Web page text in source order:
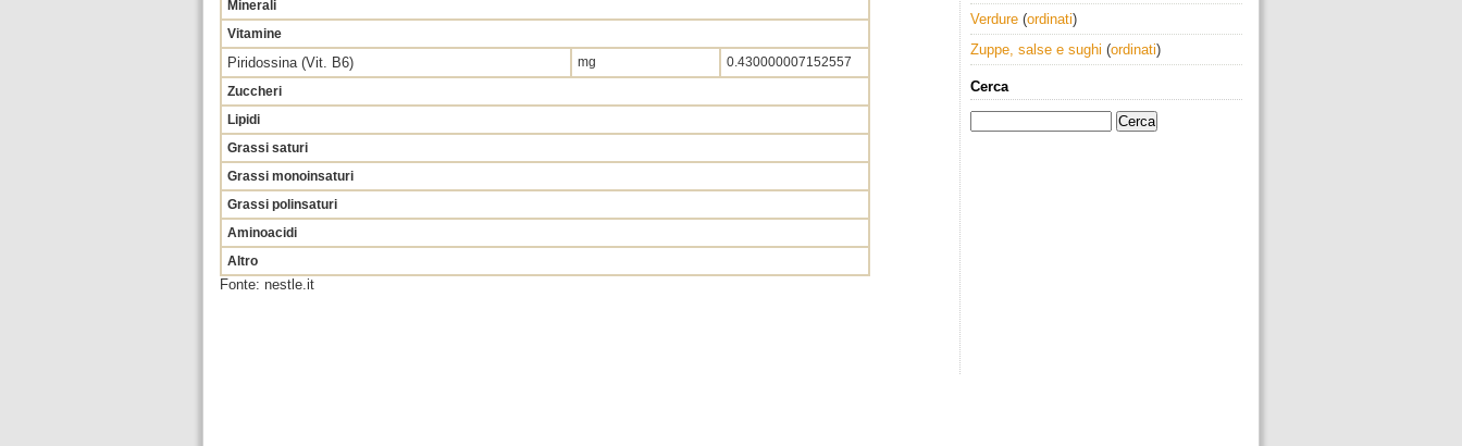
Minerali
Vitamine
Piridossina (Vit. B6) mg
0.430000007152557
Zuccheri
Lipidi
Grassi saturi
Grassi monoinsaturi
Grassi polinsaturi
Aminoacidi
Altro
Fonte: nestle.it
Verdure (ordinati)
Zuppe, salse e sughi (ordinati)
Cerca